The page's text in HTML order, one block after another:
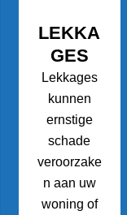
LEKKA
GES
Lekkages
kunnen
ernstige
schade
veroorzake
n aan uw
woning of